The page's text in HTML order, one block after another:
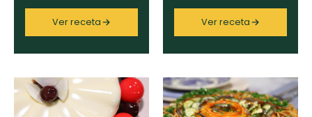
Ver receta Ver receta